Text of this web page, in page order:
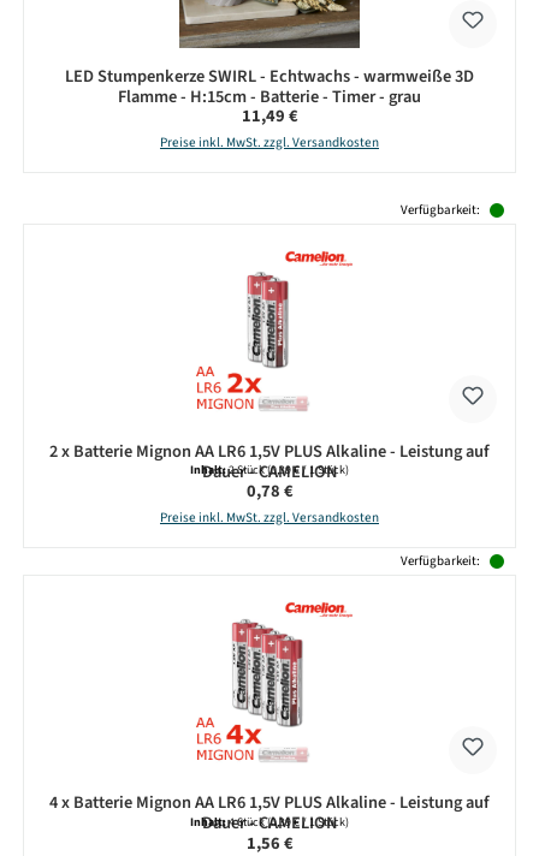
LED Stumpenkerze SWIRL - Echtwachs - warmweiße 3D
Flamme - H:15cm - Batterie - Timer - grau
Regulärer Preis:
11,49 €
Preise inkl. MwSt. zzgl. Versandkosten
Verfügbarkeit:
2 x Batterie Mignon AA LR6 1,5V PLUS Alkaline - Leistung auf
Dauer - CAMELION
Inhalt:2 Stück(0,39 € / 1 Stück)
Regulärer Preis:
0,78 €
Preise inkl. MwSt. zzgl. Versandkosten
Verfügbarkeit:
4 x Batterie Mignon AA LR6 1,5V PLUS Alkaline - Leistung auf
Dauer - CAMELION
Inhalt:4 Stück(0,39 € / 1 Stück)
Regulärer Preis:
1,56 €